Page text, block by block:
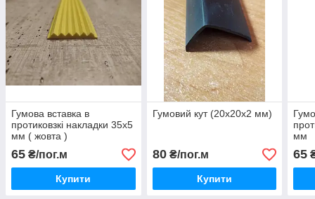
Гумова вставка в
протиковзкі накладки 35х5
мм ( жовта )
65 ₴/пог.м
Купити
Гумовий кут (20х20х2 мм)
80₴/пог.м
Купити
мм
65